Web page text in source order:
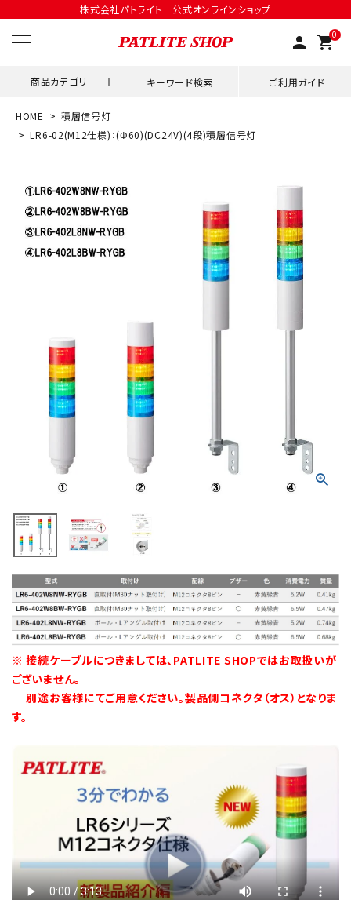
株式会社パトライト 公式オンラインショップ
person 0
shopping_cart
商品カテゴリ キーワード検索 ご利用ガイド
領収書発行はこちら
ACCOUNT MENU
ようこそ ゲスト 様
meeting_room
積層信号灯
回転灯
表示灯
光音一体型
LED照明
センサ機器
散光式警光灯
補修パーツ
製品選定の仕方
ガイドライン
パトライトカタログ
HOME
積層信号灯
LR6-02(M12仕様)：(Φ60)(DC24V)(4段)積層信号灯
※ 接続ケーブルにつきましては、PATLITE SHOPではお取扱いが
ございません。
別途お客様にてご用意ください。製品側コネクタ（オス）となりま
す。